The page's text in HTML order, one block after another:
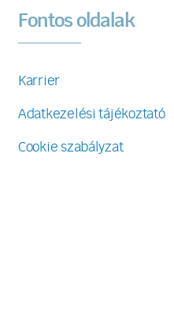
Fontos oldalak
Karrier
Adatkezelési tájékoztató
Cookie szabályzat